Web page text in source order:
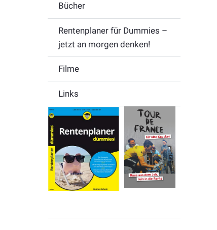
Bücher
Rentenplaner für Dummies –
jetzt an morgen denken!
Filme
Links